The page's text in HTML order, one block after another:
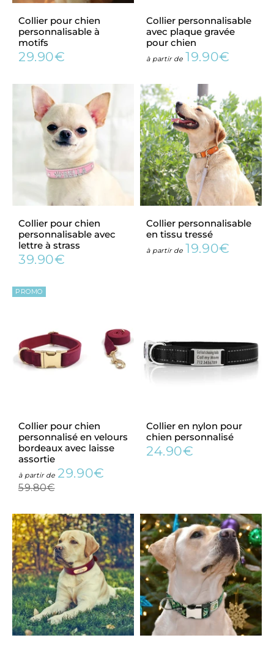
Collier pour chien
personnalisable à
motifs
Prix
29.90€
Collier personnalisable
avec plaque gravée
pour chien
à partir de Prix
19.90€
Collier pour chien
personnalisable avec
lettre à strass
Prix
39.90€
Collier personnalisable
en tissu tressé
à partir de Prix
19.90€
PROMO
Collier pour chien
personnalisé en velours
bordeaux avec laisse
assortie
à partir de Prix
29.90€
59.80€59.80€
Collier en nylon pour
chien personnalisé
Prix
24.90€